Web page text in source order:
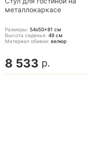
металлокаркасе
Размеры: 54x50x81 см
Высота сиденья: 49 см
Материал обивки: велюр
8 533 р.